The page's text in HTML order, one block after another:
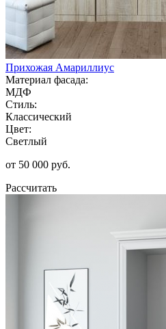
Прихожая Амариллиус
Материал фасада:
МДФ
Стиль:
Классический
Цвет:
Светлый
от 50 000 руб.
Рассчитать